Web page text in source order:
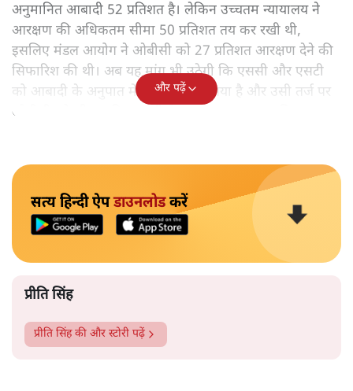
अनुमानित आबादी 52 प्रतिशत है। लेकिन उच्चतम न्यायालय ने
आरक्षण की अधिकतम सीमा 50 प्रतिशत तय कर रखी थी,
इसलिए मंडल आयोग ने ओबीसी को 27 प्रतिशत आरक्षण देने की
सिफारिश की थी। अब यह मांग भी उठेगी कि एससी और एसटी
को आबादी के अनुपात में आरक्षण दिया गया है और उसी तर्ज पर
ओबीसी को भी उनकी आबादी के आधार पर आरक्षण दिया जाए।
और पढ़ें
सत्य हिन्दी ऐपडाउनलोडकरें
प्रीति सिंह
प्रीति सिंहकी और स्टोरी पढ़ें